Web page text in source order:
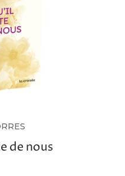
de nous